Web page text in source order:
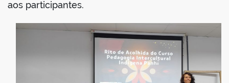
aos participantes.